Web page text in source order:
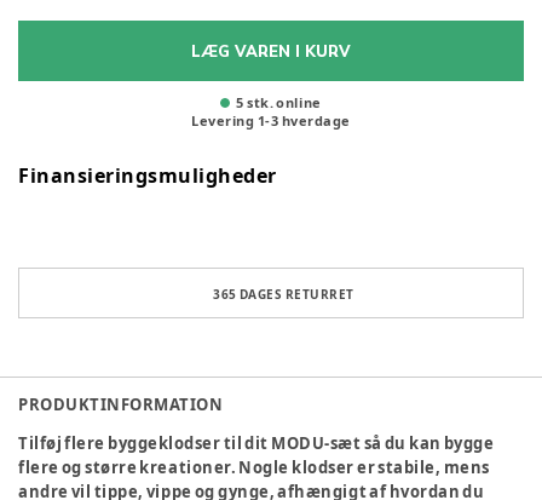
LÆG VAREN I KURV
5 stk. online
Levering 1-3 hverdage
Finansieringsmuligheder
365 DAGES RETURRET
PRODUKTINFORMATION
Tilføj flere byggeklodser til dit MODU-sæt så du kan bygge
flere og større kreationer. Nogle klodser er stabile, mens
andre vil tippe, vippe og gynge, afhængigt af hvordan du